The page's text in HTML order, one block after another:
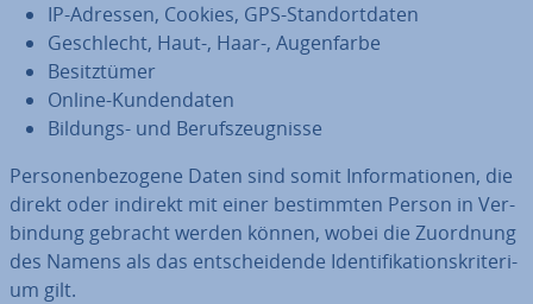
IP-Adressen, Cookies, GPS-Stand­ort­da­ten
Ge­schlecht, Haut-, Haar-, Au­gen­far­be
Be­sitz­tü­mer
Online-Kun­den­da­ten
Bildungs- und Be­rufs­zeug­nis­se
Per­so­nen­be­zo­ge­ne Daten sind somit In­for­ma­tio­nen, die
direkt oder indirekt mit einer be­stimm­ten Person in Ver­
bin­dung gebracht werden können, wobei die Zuordnung
des Namens als das ent­schei­den­de Iden­ti­fi­ka­ti­ons­kri­te­ri­
um gilt.